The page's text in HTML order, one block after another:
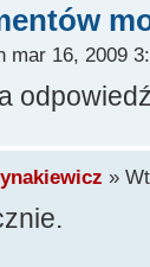
mar 16, 2009
»